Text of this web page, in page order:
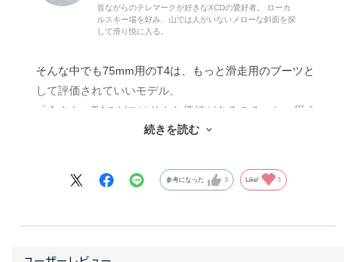
昔ながらのテレマークが好きなXCDの愛好者。 ローカ
ルスキー場を好み、山では人がいないメローな斜面を探
して滑り悦に入る。
そんな中でも75mm用のT4は、もっと滑走用のブーツと
して評価されていいモデル。
「今さら、T4のどこにそんな価値があるの？」と、思う
人は多いかもしれませんけど。。
T4はシェル全体が柔軟でローカフな造りなので足首を動
かしやすくでき、結果として歩きに向いたツーリング用
のブーツとしては軽視されがち。
続きを読む
参考になった 5 Like! 3